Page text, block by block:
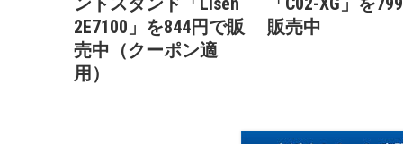
2E7100」を844円で販
売中（クーポン適
用）
販売中